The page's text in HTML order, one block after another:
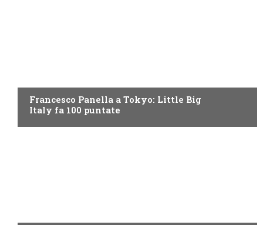
Francesco Panella a Tokyo: Little Big
Italy fa 100 puntate